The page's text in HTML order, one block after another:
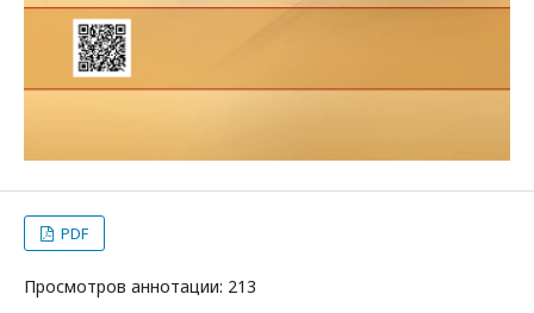
PDF
Просмотров аннотации: 213